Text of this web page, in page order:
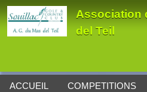
Association
del Teil
ACCUEIL COMPETITIONS
Panneau de gestion des cookies